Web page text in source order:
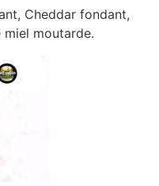
Cheddar fondant,
miel moutarde.